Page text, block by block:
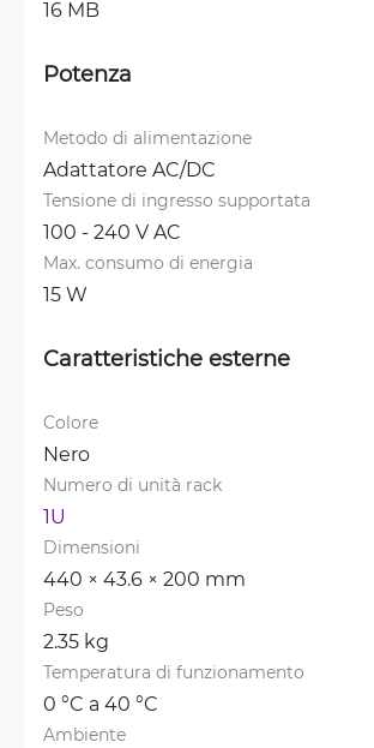
16 MB
Potenza
Metodo di alimentazione
Adattatore AC/DC
Tensione di ingresso supportata
100 - 240 V AC
Max. consumo di energia
15 W
Caratteristiche esterne
Colore
Nero
Numero di unità rack
1U
Dimensioni
440 × 43.6 × 200 mm
Peso
2.35 kg
Temperatura di funzionamento
0 °C a 40 °C
Ambiente